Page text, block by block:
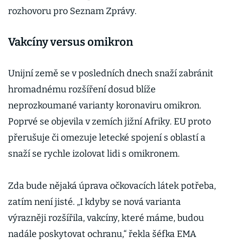
rozhovoru pro Seznam Zprávy.
Vakcíny versus omikron
Unijní země se v posledních dnech snaží zabránit
hromadnému rozšíření dosud blíže
neprozkoumané varianty koronaviru omikron.
Poprvé se objevila v zemích jižní Afriky. EU proto
přerušuje či omezuje letecké spojení s oblastí a
snaží se rychle izolovat lidi s omikronem.
Zda bude nějaká úprava očkovacích látek potřeba,
zatím není jisté. „I kdyby se nová varianta
výrazněji rozšířila, vakcíny, které máme, budou
nadále poskytovat ochranu,“ řekla šéfka EMA